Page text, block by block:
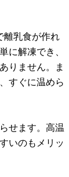
離乳食が作れ
に解凍でき、
りません。ま
すぐに温めら
せます。高温
いのもメリッ